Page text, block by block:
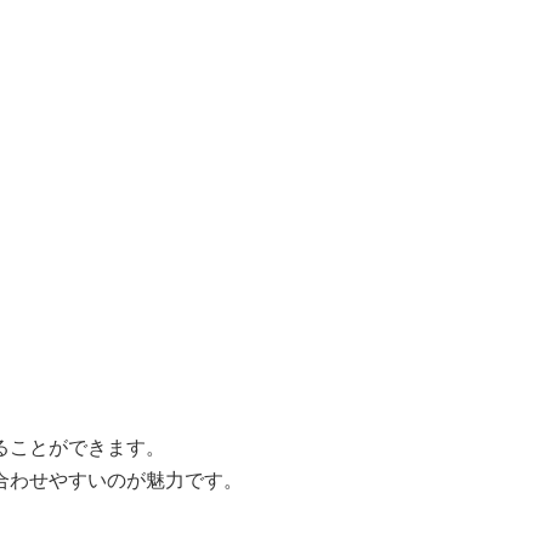
とができます。
せやすいのが魅力です。